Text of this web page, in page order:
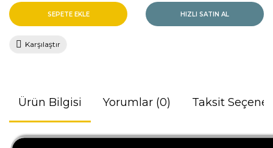
SEPETE EKLE HIZLI SATIN AL
Karşılaştır
Ürün Bilgisi Yorumlar (0) Taksit